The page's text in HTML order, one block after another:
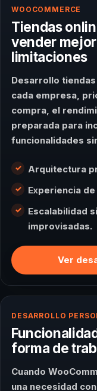
WOOCOMMERCE
Tiendas
vender
limitaciones
Desarrollo
cada empresa,
compra, el
preparada para
funcionalidades
Arquitectura
Experiencia
Escalabilidad
improvisadas.
Ver
DESARROLLO
forma de
Cuando
una necesidad